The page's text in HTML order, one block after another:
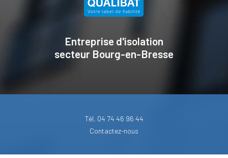
Entreprise d'isolation
secteurBourg-en-Bresse
Tél. 04 74 46 96 44
Contactez-nous